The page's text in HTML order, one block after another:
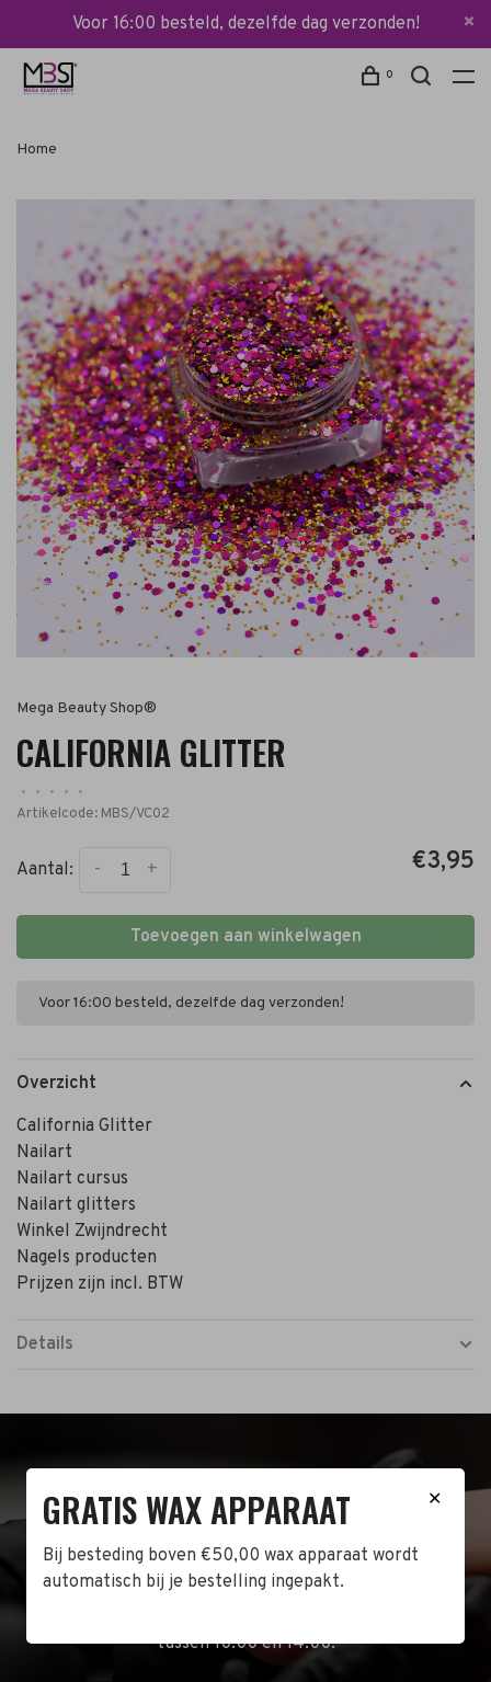
Voor 16:00 besteld, dezelfde dag verzonden!
0
Home
Mega Beauty Shop®
CALIFORNIA GLITTER
• • • •
•
Artikelcode: MBS/VC02
Aantal: +
- €3,95
Toevoegen aan winkelwagen
Voor 16:00 besteld, dezelfde dag verzonden!
Overzicht
California Glitter
Nailart
Nailart cursus
Nailart glitters
Winkel Zwijndrecht
Nagels producten
Prijzen zijn incl. BTW
Details
BEZOEK DE WINKEL!
winkel in Zwijndrecht! Het adres is: Antoni van
Leeuwenhoekstraat 10. Kom op een doordeweekse
tussen 10:00 en 14:00.
✕
GRATIS WAX APPARAAT
Bij besteding boven €50,00 wax apparaat wordt
automatisch bij je bestelling ingepakt.